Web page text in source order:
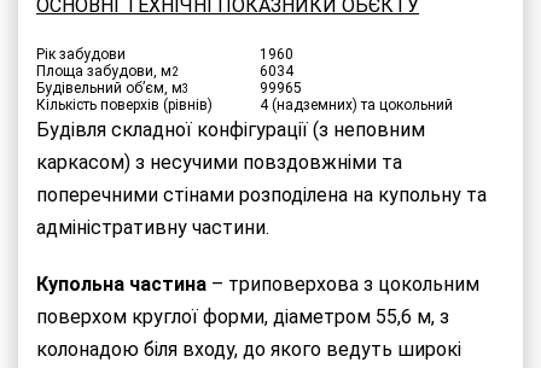
ОСНОВНІ ТЕХНІЧНІ ПОКАЗНИКИ ОБЄКТУ
Рік забудови
1960
Площа забудови, м2
6034
Будівельний об’єм, м3
99965
Кількість поверхів (рівнів)
4 (надземних) та цокольний
Будівля складної конфігурації (з неповним
каркасом) з несучими повздовжніми та
поперечними стінами розподілена на купольну та
адміністративну частини.
Купольна частина – триповерхова з цокольним
поверхом круглої форми, діаметром 55,6 м, з
колонадою біля входу, до якого ведуть широкі